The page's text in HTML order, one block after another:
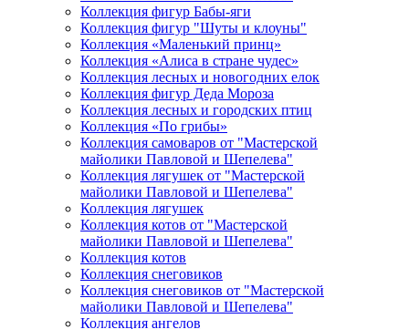
Коллекция фигур Бабы-яги
Коллекция фигур "Шуты и клоуны"
Коллекция «Маленький принц»
Коллекция «Алиса в стране чудес»
Коллекция лесных и новогодних елок
Коллекция фигур Деда Мороза
Коллекция лесных и городских птиц
Коллекция «По грибы»
Коллекция самоваров от "Мастерской
майолики Павловой и Шепелева"
Коллекция лягушек от "Мастерской
майолики Павловой и Шепелева"
Коллекция лягушек
Коллекция котов от "Мастерской
майолики Павловой и Шепелева"
Коллекция котов
Коллекция снеговиков
Коллекция снеговиков от "Мастерской
майолики Павловой и Шепелева"
Коллекция ангелов